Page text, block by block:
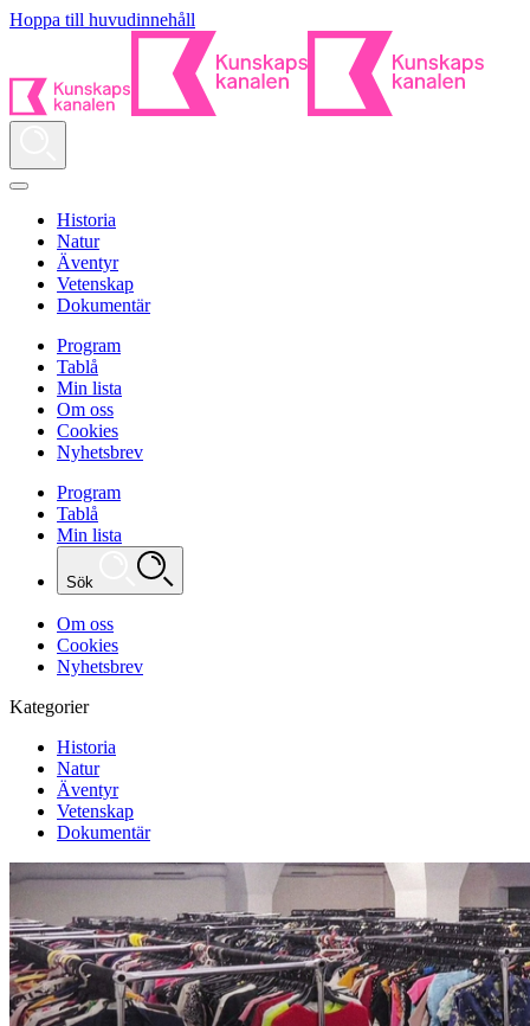
Hoppa till huvudinnehåll
Historia
Natur
Äventyr
Vetenskap
Dokumentär
Program
Tablå
Min lista
Om oss
Cookies
Nyhetsbrev
Program
Tablå
Min lista
Sök
Om oss
Cookies
Nyhetsbrev
Kategorier
Historia
Natur
Äventyr
Vetenskap
Dokumentär